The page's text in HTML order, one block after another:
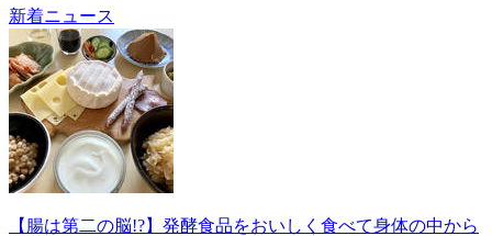
新着ニュース
【腸は第二の脳!?】発酵食品をおいしく食べて身体の中から